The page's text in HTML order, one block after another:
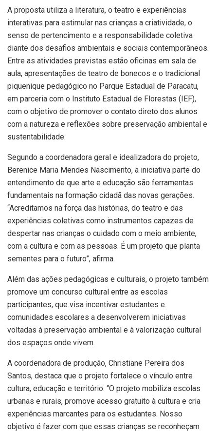
A proposta utiliza a literatura, o teatro e experiências
interativas para estimular nas crianças a criatividade, o
senso de pertencimento e a responsabilidade coletiva
diante dos desafios ambientais e sociais contemporâneos.
Entre as atividades previstas estão oficinas em sala de
aula, apresentações de teatro de bonecos e o tradicional
piquenique pedagógico no Parque Estadual de Paracatu,
em parceria com o Instituto Estadual de Florestas (IEF),
com o objetivo de promover o contato direto dos alunos
com a natureza e reflexões sobre preservação ambiental e
sustentabilidade.
Segundo a coordenadora geral e idealizadora do projeto,
Berenice Maria Mendes Nascimento, a iniciativa parte do
entendimento de que arte e educação são ferramentas
fundamentais na formação cidadã das novas gerações.
“Acreditamos na força das histórias, do teatro e das
experiências coletivas como instrumentos capazes de
despertar nas crianças o cuidado com o meio ambiente,
com a cultura e com as pessoas. É um projeto que planta
sementes para o futuro”, afirma.
Além das ações pedagógicas e culturais, o projeto também
promove um concurso cultural entre as escolas
participantes, que visa incentivar estudantes e
comunidades escolares a desenvolverem iniciativas
voltadas à preservação ambiental e à valorização cultural
dos espaços onde vivem.
A coordenadora de produção, Christiane Pereira dos
Santos, destaca que o projeto fortalece o vínculo entre
cultura, educação e território. “O projeto mobiliza escolas
urbanas e rurais, promove acesso gratuito à cultura e cria
experiências marcantes para os estudantes. Nosso
objetivo é fazer com que essas crianças se reconheçam